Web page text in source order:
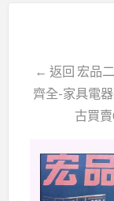
← 返回 宏品
齊全-家具電
古買